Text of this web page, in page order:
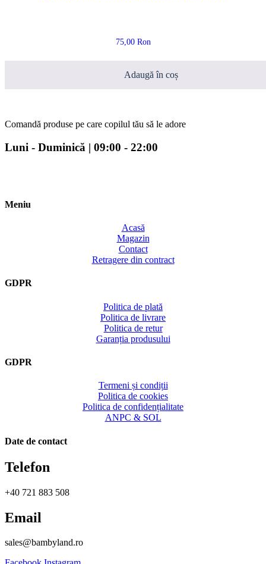
75,00 Ron
Adaugă în coș
Comandă produse pe care copilul tău să le adore
Luni - Duminică | 09:00 - 22:00
Meniu
Acasă
Magazin
Contact
Retragere din contract
GDPR
Politica de plată
Politica de livrare
Politica de retur
Garanția produsului
GDPR
Termeni și condiții
Politica de cookies
Politica de confidențialitate
ANPC & SOL
Date de contact
Telefon
+40 721 883 508
Email
sales@bambyland.ro​